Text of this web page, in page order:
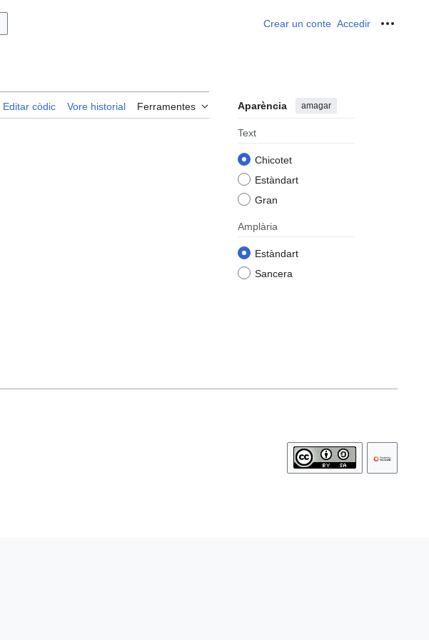
Crear un conte Accedir
Editar còdic Vore historial Ferramentes Aparència amagar
Text
Chicotet
Estàndart
Gran
Amplària
Estàndart
Sancera